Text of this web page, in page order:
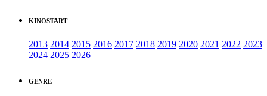
KINOSTART
2013 2014 2015 2016 2017 2018 2019 2020 2021 2022 2023
2024 2025 2026
GENRE